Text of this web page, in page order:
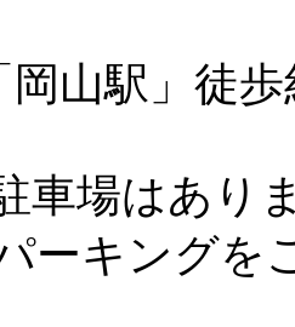
岡山駅」徒
車場はあり
ーキングを